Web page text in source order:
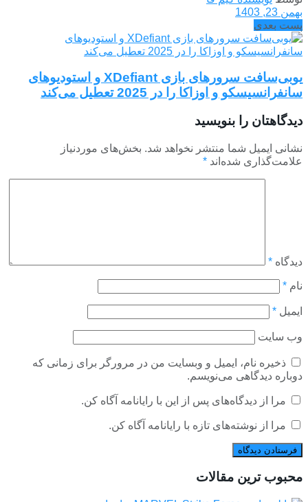
بهمن 23, 1403
پست بعدی
یوبی‌سافت سرورهای بازی XDefiant و استودیو‌های
سانفرانسیسکو و اوزاکا را در 2025 تعطیل می‌کند
دیدگاهتان را بنویسید
نشانی ایمیل شما منتشر نخواهد شد. بخش‌های موردنیاز
علامت‌گذاری شده‌اند *
دیدگاه *
نام *
ایمیل *
وب‌ سایت
ذخیره نام، ایمیل و وبسایت من در مرورگر برای زمانی که
دوباره دیدگاهی می‌نویسم.
مرا از دیدگاه‌های پس از این با رایانامه آگاه کن.
مرا از نوشته‌های تازه با رایانامه آگاه کن.
محبوب ترین مقالات